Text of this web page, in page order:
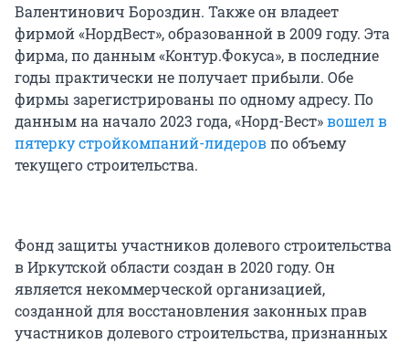
Валентинович Бороздин. Также он владеет
фирмой «НордВест», образованной в 2009 году. Эта
фирма, по данным «Контур.Фокуса», в последние
годы практически не получает прибыли. Обе
фирмы зарегистрированы по одному адресу. По
данным на начало 2023 года, «Норд-Вест»вошел в
пятерку стройкомпаний-лидеровпо объему
текущего строительства.
Фонд защиты участников долевого строительства
в Иркутской области создан в 2020 году. Он
является некоммерческой организацией,
созданной для восстановления законных прав
участников долевого строительства, признанных